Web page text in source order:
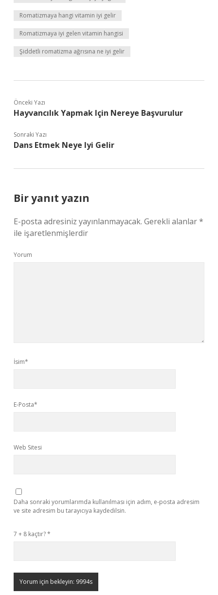
Romatizmaya hangi vitamin iyi gelir
Romatizmaya iyi gelen vitamin hangisi
Şiddetli romatizma ağrısına ne iyi gelir
Önceki Yazı
Hayvancılık Yapmak Için Nereye Başvurulur
Sonraki Yazı
Dans Etmek Neye Iyi Gelir
Bir yanıt yazın
E-posta adresiniz yayınlanmayacak. Gerekli alanlar*
ile işaretlenmişlerdir
Yorum
İsim*
E-Posta*
Web Sitesi
Daha sonraki yorumlarımda kullanılması için adım, e-posta adresim
ve site adresim bu tarayıcıya kaydedilsin.
7 + 8 kaçtır?*